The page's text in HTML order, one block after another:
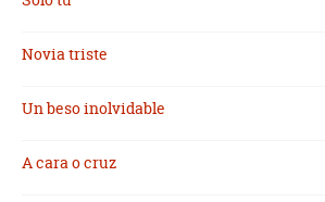
Novia triste
Un beso inolvidable
A cara o cruz